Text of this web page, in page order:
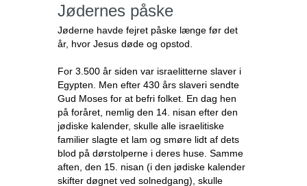
Jødernes påske
Jøderne havde fejret påske længe før det
år, hvor Jesus døde og opstod.
For 3.500 år siden var israelitterne slaver i
Egypten. Men efter 430 års slaveri sendte
Gud Moses for at befri folket. En dag hen
på foråret, nemlig den 14. nisan efter den
jødiske kalender, skulle alle israelitiske
familier slagte et lam og smøre lidt af dets
blod på dørstolperne i deres huse. Samme
aften, den 15. nisan (i den jødiske kalender
skifter døgnet ved solnedgang), skulle